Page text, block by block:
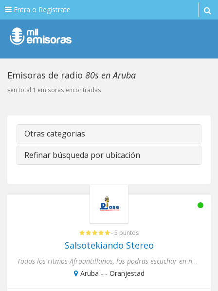
Entra o Registrate
Emisoras de radio 80s en Aruba
»en total 1 emisoras encontradas
Otras categorias
Refinar búsqueda por ubicación
- 5 puntos
Salsotekiando Stereo
Todos los ritmos Afroantillanos, los podras escuchar en nuestra estacion salsera.
Aruba - - Oranjestad